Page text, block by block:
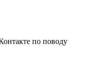
по поводу